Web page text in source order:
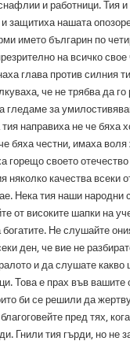
и работници. Тия
защитиха нашата
името българин по
на всичко свое
глава против силния
че не трябва да
гледаме за
тия направиха не че бяха
бяха честни, имаха
горещо своето
няколко качества всеки
Нека тия наши народни
от високите шапки на
Не слушайте
ден, че вие не
и да слушате какво
Това е прах във вашите
би се решили да
пред тях,
Гнили тия гърди, но не